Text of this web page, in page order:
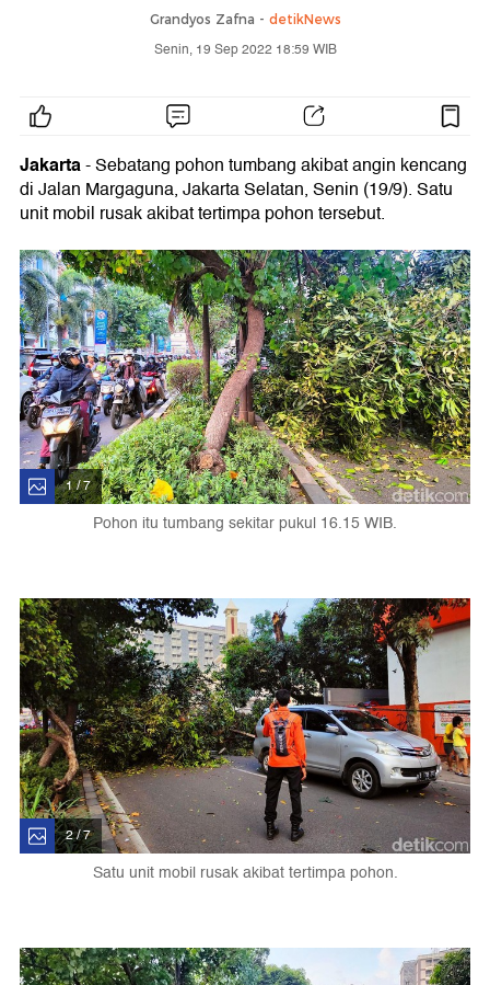
Grandyos Zafna - detikNews
Senin, 19 Sep 2022 18:59 WIB
Jakarta- Sebatang pohon tumbang akibat angin kencang
di Jalan Margaguna, Jakarta Selatan, Senin (19/9). Satu
unit mobil rusak akibat tertimpa pohon tersebut.
1 / 7
Pohon itu tumbang sekitar pukul 16.15 WIB.
2 / 7
Satu unit mobil rusak akibat tertimpa pohon.